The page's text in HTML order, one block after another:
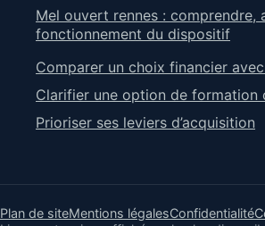
Mel ouvert rennes : comprendre,
fonctionnement du dispositif
Comparer un choix financier
Clarifier une option de formation
Prioriser ses leviers d’acquisition
Plan de siteMentions légalesConfidentialité